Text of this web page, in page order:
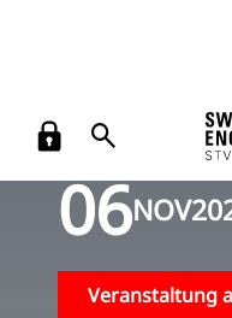
Zurück Veranstaltungen
06NOV
Veranstaltung